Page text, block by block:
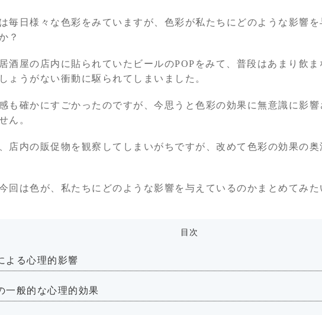
毎日様々な色彩をみていますが、色彩が私たちにどのような影響
？
酒屋の店内に貼られていたビールのPOPをみて、普段はあまり飲
ょうがない衝動に駆られてしまいました。
も確かにすごかったのですが、今思うと色彩の効果に無意識に影響
ん。
店内の販促物を観察してしまいがちですが、改めて色彩の効果の奥
回は色が、私たちにどのような影響を与えているのかまとめてみた
目次
よる心理的影響
一般的な心理的効果